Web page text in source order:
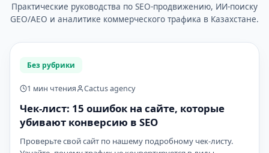
Практические руководства по SEO-продвижению, ИИ-поиску
GEO/AEO и аналитике коммерческого трафика в Казахстане.
Без рубрики
1 мин чтения Cactus agency
Чек-лист: 15 ошибок на сайте, которые
убивают конверсию в SEO
Проверьте свой сайт по нашему подробному чек-листу.